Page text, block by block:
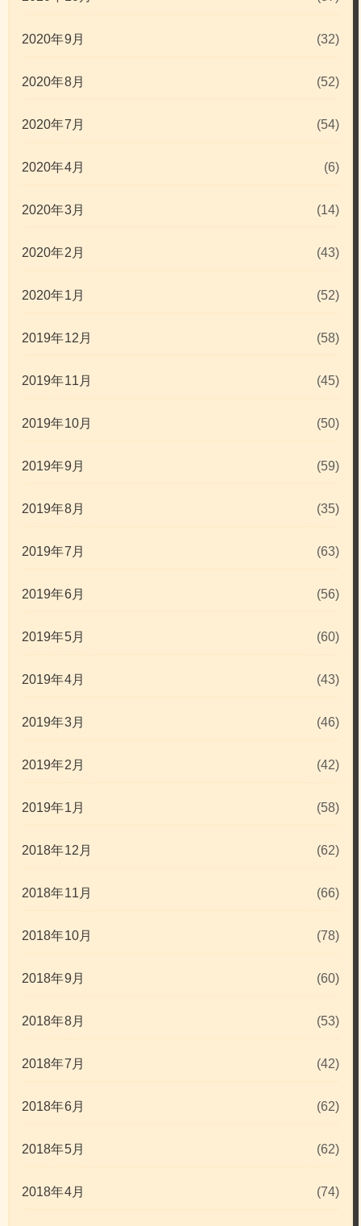
2020年9月 (32)
2020年8月 (52)
2020年7月 (54)
2020年4月 (6)
2020年3月 (14)
2020年2月 (43)
2020年1月 (52)
2019年12月 (58)
2019年11月 (45)
2019年10月 (50)
2019年9月 (59)
2019年8月 (35)
2019年7月 (63)
2019年6月 (56)
2019年5月 (60)
2019年4月 (43)
2019年3月 (46)
2019年2月 (42)
2019年1月 (58)
2018年12月 (62)
2018年11月 (66)
2018年10月 (78)
2018年9月 (60)
2018年8月 (53)
2018年7月 (42)
2018年6月 (62)
2018年5月 (62)
2018年4月 (74)